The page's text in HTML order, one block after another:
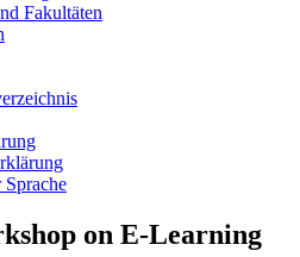
Fakultäten
on E-Learning